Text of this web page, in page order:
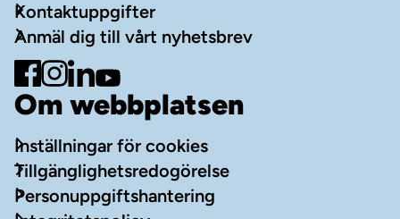
Kontaktuppgifter
Anmäl dig till vårt nyhetsbrev
Gå till Facebook
Gå till Instagram
Gå till LinkedIn
Gå till YouTube
Om webbplatsen
Inställningar för cookies
Tillgänglighetsredogörelse
Personuppgiftshantering